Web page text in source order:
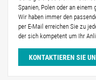
Spanien, Polen oder an
Wir haben immer den
per E-Mail erreichen Sie zu
der sich kompetent um Ihr
KONTAKTIEREN SIE